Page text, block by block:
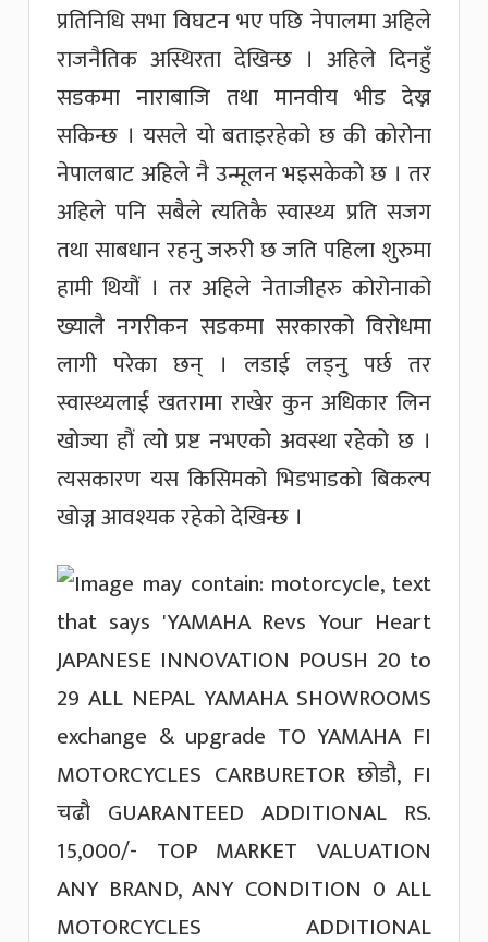
प्रतिनिधि सभा विघटन भए पछि नेपालमा अहिले
राजनैतिक अस्थिरता देखिन्छ । अहिले दिनहुँ
सडकमा नाराबाजि तथा मानवीय भीड देख्न
सकिन्छ । यसले यो बताइरहेको छ की कोरोना
नेपालबाट अहिले नै उन्मूलन भइसकेको छ । तर
अहिले पनि सबैले त्यतिकै स्वास्थ्य प्रति सजग
तथा साबधान रहनु जरुरी छ जति पहिला शुरुमा
हामी थियौं । तर अहिले नेताजीहरु कोरोनाको
ख्यालै नगरीकन सडकमा सरकारको विरोधमा
लागी परेका छन् । लडाई लड्नु पर्छ तर
स्वास्थ्यलाई खतरामा राखेर कुन अधिकार लिन
खोज्या हौं त्यो प्रष्ट नभएको अवस्था रहेको छ ।
त्यसकारण यस किसिमको भिडभाडको बिकल्प
खोज्न आवश्यक रहेको देखिन्छ ।